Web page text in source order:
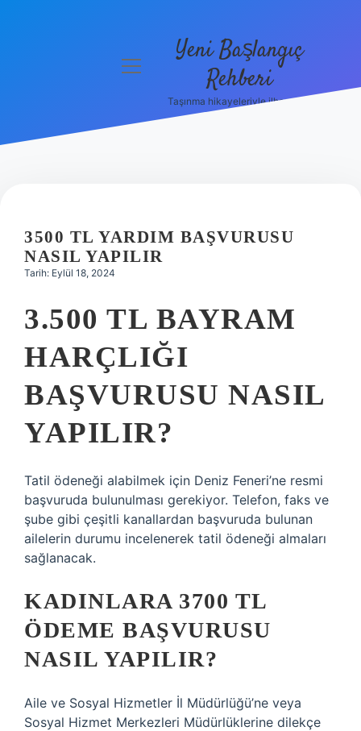
Politikası
menüyü
Yeni Başlangıç
Rehberi
Taşınma hikayeleriyle ilham bul!
3500 TL YARDIM BAŞVURUSU
NASIL YAPILIR
Tarih: Eylül 18, 2024
3.500 TL BAYRAM
HARÇLIĞI
BAŞVURUSU NASIL
YAPILIR?
Tatil ödeneği alabilmek için Deniz Feneri’ne resmi
başvuruda bulunulması gerekiyor. Telefon, faks ve
şube gibi çeşitli kanallardan başvuruda bulunan
ailelerin durumu incelenerek tatil ödeneği almaları
sağlanacak.
KADINLARA 3700 TL
ÖDEME BAŞVURUSU
NASIL YAPILIR?
Aile ve Sosyal Hizmetler İl Müdürlüğü’ne veya
Sosyal Hizmet Merkezleri Müdürlüklerine dilekçe